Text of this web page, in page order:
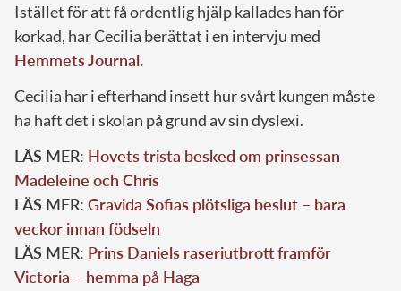
Istället för att få ordentlig hjälp kallades han för
korkad, har Cecilia berättat i en intervju med
Hemmets Journal.
Cecilia har i efterhand insett hur svårt kungen måste
ha haft det i skolan på grund av sin dyslexi.
LÄS MER: Hovets trista besked om prinsessan
Madeleine och Chris
LÄS MER: Gravida Sofias plötsliga beslut – bara
veckor innan födseln
LÄS MER: Prins Daniels raseriutbrott framför
Victoria – hemma på Haga